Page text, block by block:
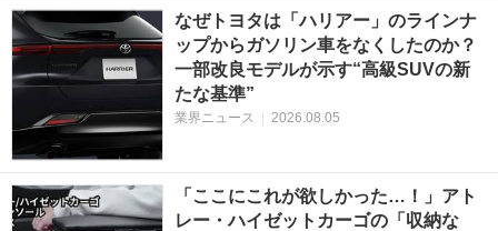
なぜトヨタは「ハリアー」のラインナ
ップからガソリン車をなくしたのか？
一部改良モデルが示す“高級SUVの新
たな基準”
業界ニュース 2026.08.05
「ここにこれが欲しかった…！」アト
レー・ハイゼットカーゴの「収納な